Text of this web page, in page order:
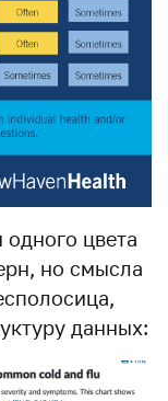
цвета
но смысла
данных: